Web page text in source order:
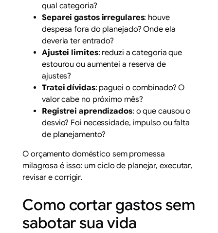
qual categoria?
Separei gastos irregulares: houve
despesa fora do planejado? Onde ela
deveria ter entrado?
Ajustei limites: reduzi a categoria que
estourou ou aumentei a reserva de
ajustes?
Tratei dívidas: paguei o combinado? O
valor cabe no próximo mês?
Registrei aprendizados: o que causou o
desvio? Foi necessidade, impulso ou falta
de planejamento?
O orçamento doméstico sem promessa
milagrosa é isso: um ciclo de planejar, executar,
revisar e corrigir.
Como cortar gastos sem
sabotar sua vida